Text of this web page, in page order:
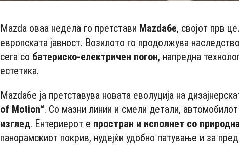
Mazda оваа недела го претстави Mazda6e, својот прв
европската јавност. Возилото го продолжува
сега со батериско-електричен погон, напредна
естетика.
Mazda6e ја претставува новата еволуција на
of Motion“. Со мазни линии и смели детали,
изглед. Ентериерот е простран и исполнет со
панорамскиот покрив, нудејќи удобно патување и за